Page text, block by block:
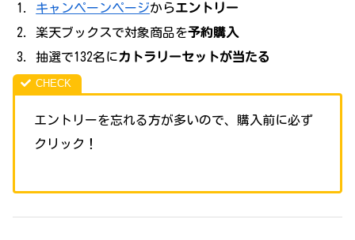
キャンペーンページからエントリー
楽天ブックスで対象商品を予約購入
抽選で132名にカトラリーセットが当たる
エントリーを忘れる方が多いので、購入前に必ず
クリック！